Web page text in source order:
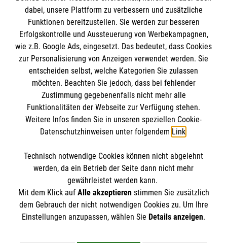
Impressum
Datenschutz
Barrierefreiheit
Kontakt
Die Malteser
Malteser in Deutschland
Malteserorden
Sharepoint
Spendenkonto
Malteser Hilfsdienst e.V.
IBAN DE75 3706 0120 1201 2241 59
So finden Sie uns
Eichenlohweg 24
22309 Hamburg
Der Malteser Hilfsdienst e.V. ist als eingetragene
dabei, unsere Plattform zu verbessern und zusätzliche
Funktionen bereitzustellen. Sie werden zur besseren
Erfolgskontrolle und Aussteuerung von Werbekampagnen,
wie z.B. Google Ads, eingesetzt. Das bedeutet, dass Cookies
zur Personalisierung von Anzeigen verwendet werden. Sie
entscheiden selbst, welche Kategorien Sie zulassen
möchten. Beachten Sie jedoch, dass bei fehlender
Zustimmung gegebenenfalls nicht mehr alle
Funktionalitäten der Webseite zur Verfügung stehen.
Weitere Infos finden Sie in unseren speziellen Cookie-
Datenschutzhinweisen unter folgendem Link.
Technisch notwendige Cookies können nicht abgelehnt
werden, da ein Betrieb der Seite dann nicht mehr
gewährleistet werden kann.
Mit dem Klick auf Alle akzeptierenstimmen Sie zusätzlich
dem Gebrauch der nicht notwendigen Cookies zu. Um Ihre
Einstellungen anzupassen, wählen Sie Details anzeigen.